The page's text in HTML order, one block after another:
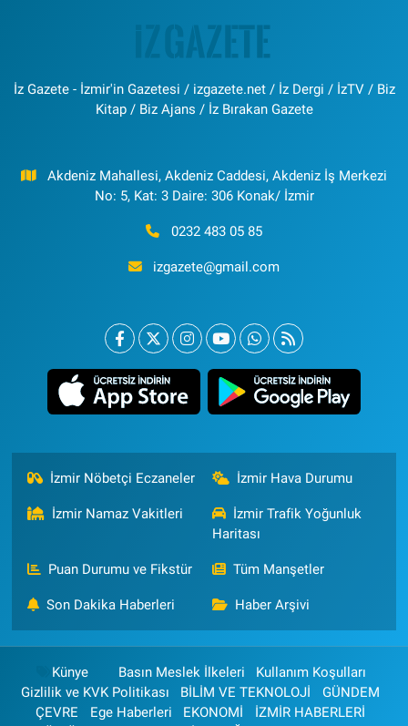
İz Gazete - İzmir'in Gazetesi / izgazete.net / İz Dergi / İzTV / Biz
Kitap / Biz Ajans / İz Bırakan Gazete
Akdeniz Mahallesi, Akdeniz Caddesi, Akdeniz İş Merkezi
No: 5, Kat: 3 Daire: 306 Konak/ İzmir
0232 483 05 85
izgazete@gmail.com
İzmir Nöbetçi Eczaneler İzmir Hava Durumu
İzmir Namaz Vakitleri
İzmir Trafik Yoğunluk
Haritası
Puan Durumu ve Fikstür Tüm Manşetler
Son Dakika Haberleri Haber Arşivi
Künye Basın Meslek İlkeleri
Kullanım Koşulları
Gizlilik ve KVK Politikası
BİLİM VE TEKNOLOJİ
GÜNDEM
ÇEVRE
Ege Haberleri EKONOMİ
İZMİR HABERLERİ